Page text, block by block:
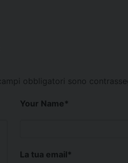
campi obbligatori sono
Your Name*
La tua email*